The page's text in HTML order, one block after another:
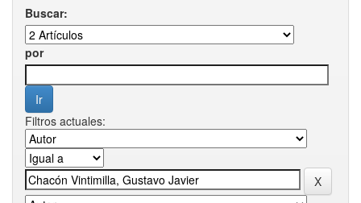
Buscar:
por
Filtros actuales: